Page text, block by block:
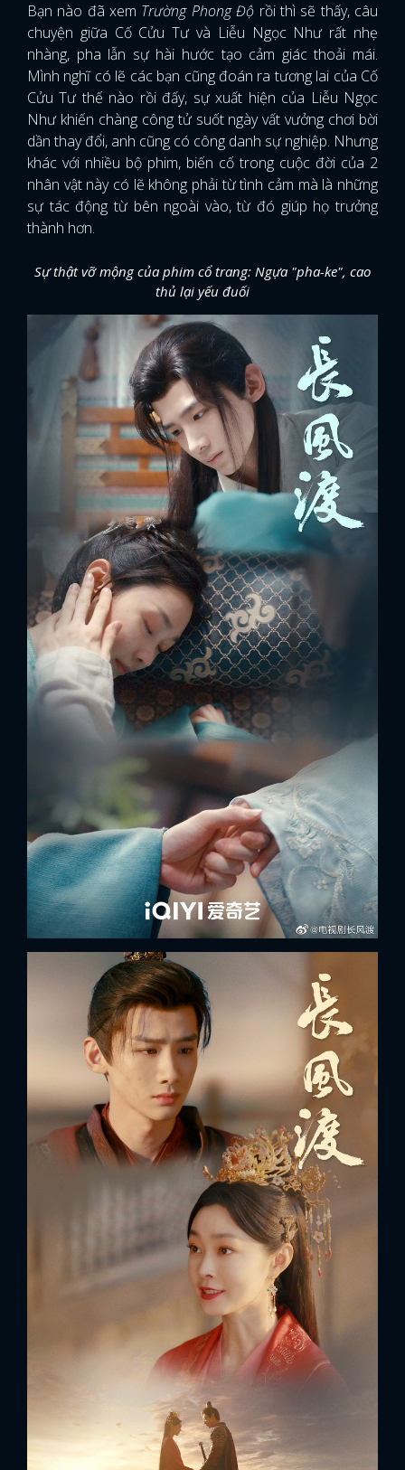
ĐĂNG NHẬP
Bạn nào đã xem Trường Phong Độ rồi thì sẽ thấy, câu
chuyện giữa Cố Cửu Tư và Liễu Ngọc Như rất nhẹ
nhàng, pha lẫn sự hài hước tạo cảm giác thoải mái.
Mình nghĩ có lẽ các bạn cũng đoán ra tương lai của Cố
Cửu Tư thế nào rồi đấy, sự xuất hiện của Liễu Ngọc
Như khiến chàng công tử suốt ngày vất vưởng chơi bời
dần thay đổi, anh cũng có công danh sự nghiệp. Nhưng
khác với nhiều bộ phim, biến cố trong cuộc đời của 2
nhân vật này có lẽ không phải từ tình cảm mà là những
sự tác động từ bên ngoài vào, từ đó giúp họ trưởng
thành hơn.
Sự thật vỡ mộng của phim cổ trang: Ngựa "pha-ke", cao
thủ lại yếu đuối